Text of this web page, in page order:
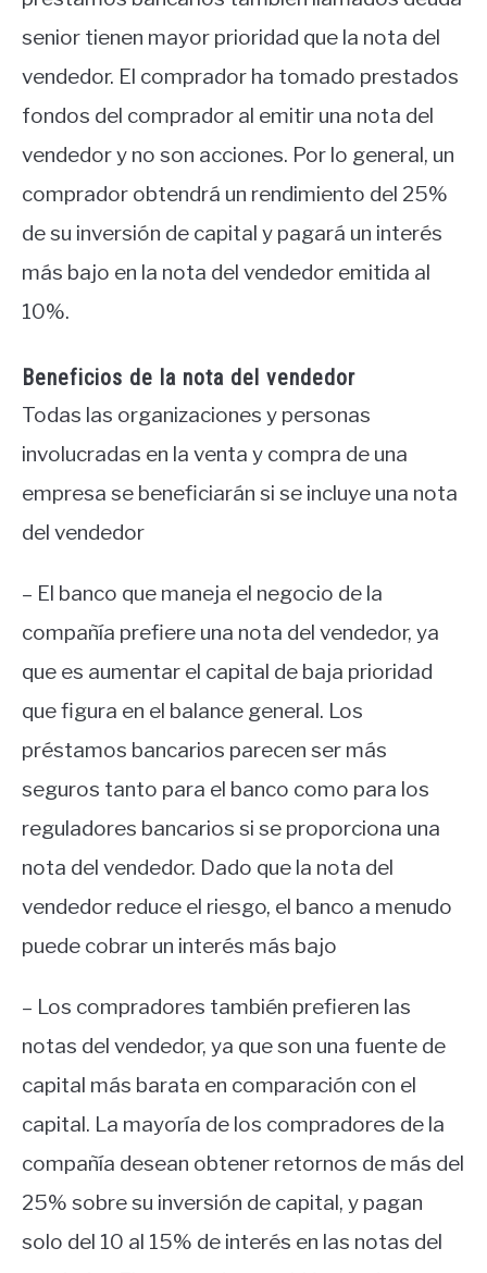
senior tienen mayor prioridad que la nota del
vendedor. El comprador ha tomado prestados
fondos del comprador al emitir una nota del
vendedor y no son acciones. Por lo general, un
comprador obtendrá un rendimiento del 25%
de su inversión de capital y pagará un interés
más bajo en la nota del vendedor emitida al
10%.
Beneficios de la nota del vendedor
Todas las organizaciones y personas
involucradas en la venta y compra de una
empresa se beneficiarán si se incluye una nota
del vendedor
– El banco que maneja el negocio de la
compañía prefiere una nota del vendedor, ya
que es aumentar el capital de baja prioridad
que figura en el balance general. Los
préstamos bancarios parecen ser más
seguros tanto para el banco como para los
reguladores bancarios si se proporciona una
nota del vendedor. Dado que la nota del
vendedor reduce el riesgo, el banco a menudo
puede cobrar un interés más bajo
– Los compradores también prefieren las
notas del vendedor, ya que son una fuente de
capital más barata en comparación con el
capital. La mayoría de los compradores de la
compañía desean obtener retornos de más del
25% sobre su inversión de capital, y pagan
solo del 10 al 15% de interés en las notas del